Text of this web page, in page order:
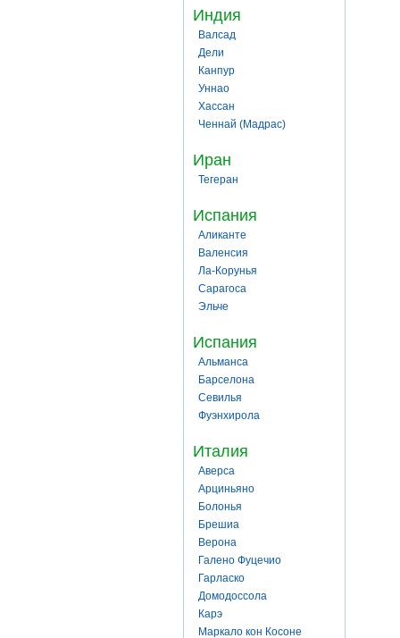
Индия
Валсад
Дели
Канпур
Уннао
Хассан
Ченнай (Мадрас)
Иран
Тегеран
Испания
Аликанте
Валенсия
Ла-Корунья
Сарагоса
Эльче
Испания
Альманса
Барселона
Севилья
Фуэнхирола
Италия
Аверса
Арциньяно
Болонья
Брешиа
Верона
Галено Фуцечио
Гарласко
Домодоссола
Карэ
Маркало кон Косоне